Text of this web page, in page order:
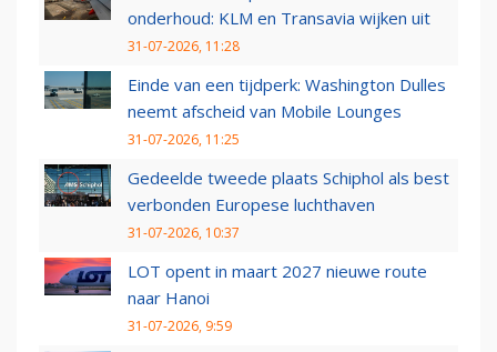
onderhoud: KLM en Transavia wijken uit
31-07-2026, 11:28
Einde van een tijdperk: Washington Dulles
neemt afscheid van Mobile Lounges
31-07-2026, 11:25
Gedeelde tweede plaats Schiphol als best
verbonden Europese luchthaven
31-07-2026, 10:37
LOT opent in maart 2027 nieuwe route
naar Hanoi
31-07-2026, 9:59